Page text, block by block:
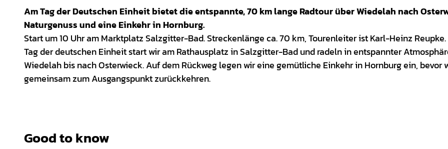
Am Tag der Deutschen Einheit bietet die entspannte, 70 km lange Radtour über Wiedelah nach
Naturgenuss und eine Einkehr in Hornburg.
Start um 10 Uhr am Marktplatz Salzgitter-Bad. Streckenlänge ca. 70 km, Tourenleiter ist Karl-Heinz
Tag der deutschen Einheit start wir am Rathausplatz in Salzgitter-Bad und radeln in entspannter
Wiedelah bis nach Osterwieck. Auf dem Rückweg legen wir eine gemütliche Einkehr in Hornburg ein, bevor
gemeinsam zum Ausgangspunkt zurückkehren.
Good to know